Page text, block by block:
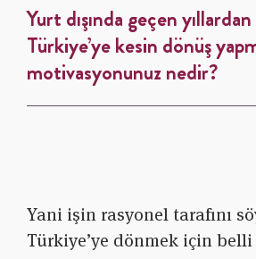
Yurt dışında geçen
Türkiye’ye kesin dönüş
motivasyonunuz nedir?
Yani işin rasyonel tarafını
Türkiye’ye dönmek için